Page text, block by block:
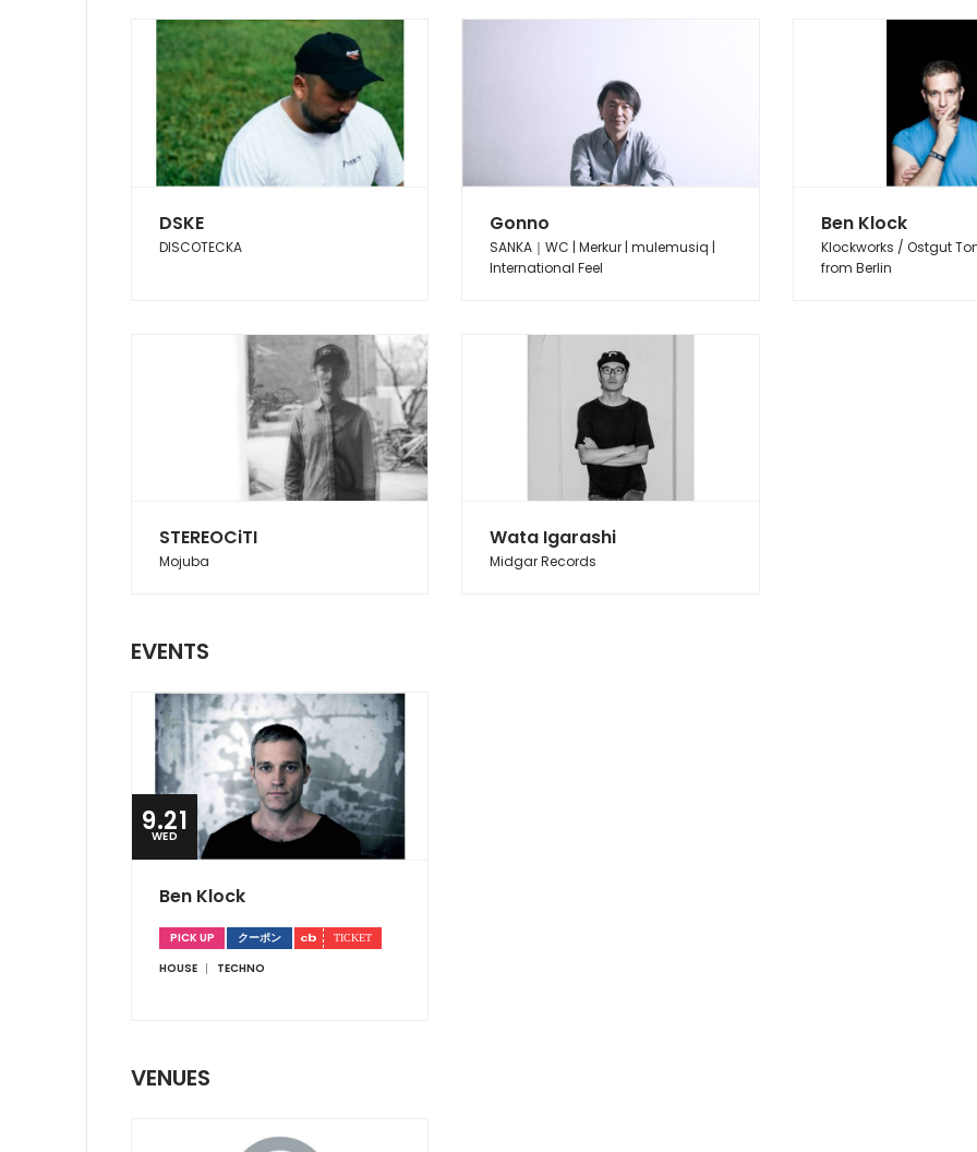
DSKE
DISCOTECKA
Gonno
SANKA｜WC | Merkur | mulemusiq |
International Feel
Ben Klock
Klockworks / Ostgut
from Berlin
STEREOCiTI
Mojuba
Wata Igarashi
Midgar Records
EVENTS
9.21
WED
Ben Klock
PICK UP
クーポン
HOUSE
TECHNO
VENUES